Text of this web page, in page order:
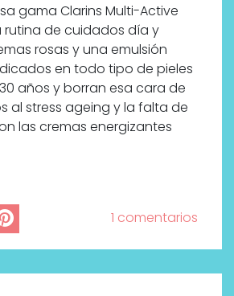
gama Clarins Multi-Active
rutina de cuidados día y
rosas y una emulsión
en todo tipo de pieles
años y borran esa cara de
al stress ageing y la falta de
las cremas energizantes
1 comentarios